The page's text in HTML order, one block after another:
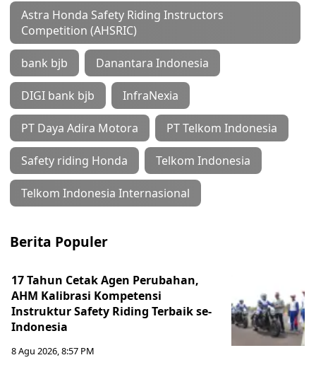
Astra Honda Safety Riding Instructors
Competition (AHSRIC)
bank bjb Danantara Indonesia
DIGI bank bjb InfraNexia
PT Daya Adira Motora PT Telkom Indonesia
Safety riding Honda Telkom Indonesia
Telkom Indonesia Internasional
Berita Populer
17 Tahun Cetak Agen Perubahan,
AHM Kalibrasi Kompetensi
Instruktur Safety Riding Terbaik se-
Indonesia
8 Agu 2026, 8:57 PM